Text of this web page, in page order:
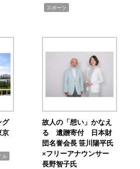
スポーツ
グ
京
ル
故人の「想い」かなえ
る 遺贈寄付 日本財
団名誉会長 笹川陽平氏
×フリーアナウンサー
長野智子氏